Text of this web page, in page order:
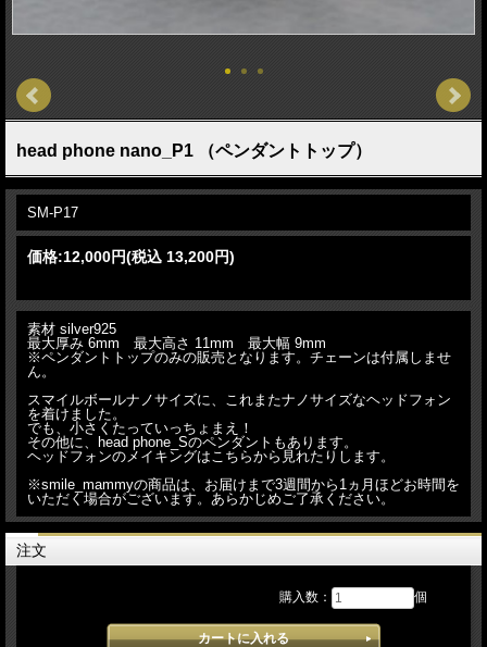
head phone nano_P1 （ペンダントトップ）
SM-P17
価格:12,000円(税込 13,200円)
素材 silver925
最大厚み 6mm 最大高さ 11mm 最大幅 9mm
※ペンダントトップのみの販売となります。チェーンは付属しませ
ん。
スマイルボールナノサイズに、これまたナノサイズなヘッドフォン
を着けました。
でも、小さくたっていっちょまえ！
その他に、head phone_Sのペンダントもあります。
ヘッドフォンのメイキングはこちらから見れたりします。
※smile_mammyの商品は、お届けまで3週間から1ヵ月ほどお時間を
いただく場合がございます。あらかじめご了承ください。
注文
購入数： 個